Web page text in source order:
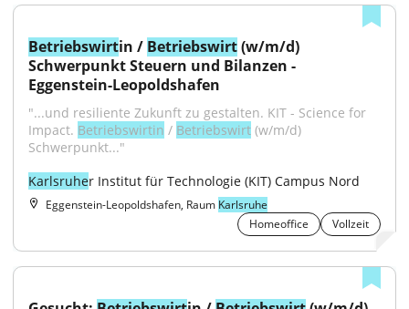
Betriebswirtin / Betriebswirt (w/m/d)
Schwerpunkt Steuern und Bilanzen -
Eggenstein-Leopoldshafen
"...und resiliente Zukunft zu gestalten. KIT - Science for
Impact. Betriebswirtin / Betriebswirt (w/m/d)
Schwerpunkt..."
Karlsruher Institut für Technologie (KIT) Campus Nord
Eggenstein-Leopoldshafen, Raum Karlsruhe
Homeoffice
Vollzeit